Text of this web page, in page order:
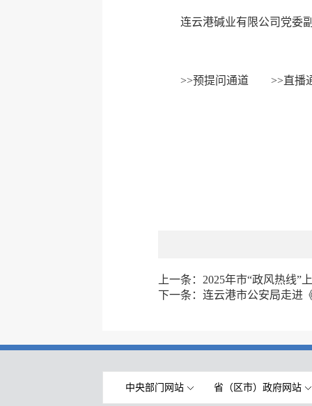
连云港碱业有限公司党委
>>预提问通道>>直播
上一条： 2025年市“政风热线”
下一条： 连云港市公安局走进
中央部门网站 省（区市）政府网站